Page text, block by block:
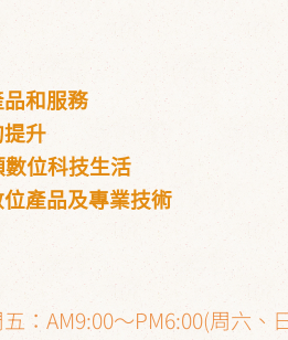
和服務
升
位科技生活
產品及專業技術
：AM9:00～PM6:00(周六、